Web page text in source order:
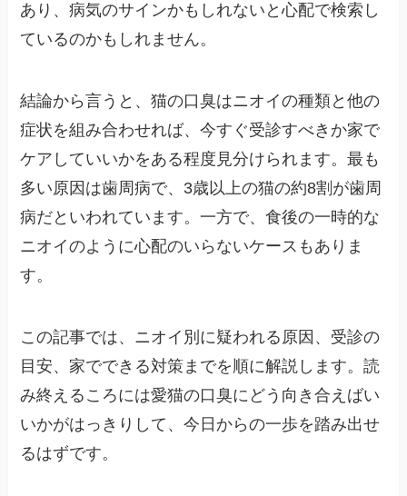
あり、病気のサインかもしれないと心配で検索し
ているのかもしれません。
結論から言うと、猫の口臭はニオイの種類と他の
症状を組み合わせれば、今すぐ受診すべきか家で
ケアしていいかをある程度見分けられます。最も
多い原因は歯周病で、3歳以上の猫の約8割が歯周
病だといわれています。一方で、食後の一時的な
ニオイのように心配のいらないケースもありま
す。
この記事では、ニオイ別に疑われる原因、受診の
目安、家でできる対策までを順に解説します。読
み終えるころには愛猫の口臭にどう向き合えばい
いかがはっきりして、今日からの一歩を踏み出せ
るはずです。